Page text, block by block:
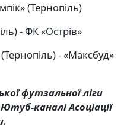
(Тернопіль)
- ФК «Острів»
- «Максбуд»
футзальної ліги
каналі Асоціації